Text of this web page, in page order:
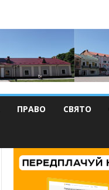
ПРАВО СВЯТО